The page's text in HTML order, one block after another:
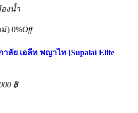
องน้ำ
ม่) 0%Off
าลัย เอลีท พญาไท [Supalai Elite
฿